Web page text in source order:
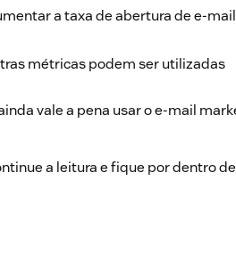
a taxa de abertura de e-
métricas podem ser utilizadas
vale a pena usar o e-mail
a leitura e fique por dentro